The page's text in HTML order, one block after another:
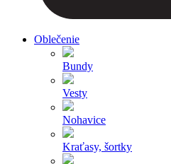
Oblečenie
Bundy
Vesty
Nohavice
Kraťasy, šortky